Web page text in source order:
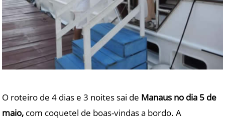
O roteiro de 4 dias e 3 noites sai de Manaus no dia 5 de
maio, com coquetel de boas-vindas a bordo. A